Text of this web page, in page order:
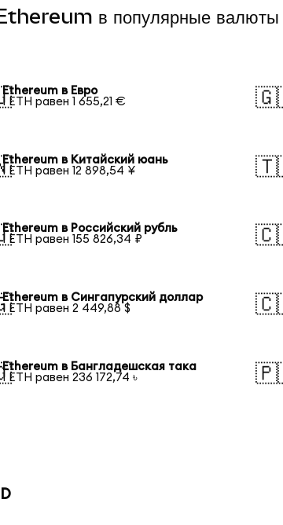
Ethereum в популярные валюты
Ethereum в Евро
1 ETH равен 1 655,21 €
Ethereum в Китайский юань
1 ETH равен 12 898,54 ¥
Ethereum в Российский рубль
1 ETH равен 155 826,34 ₽
Ethereum в Сингапурский доллар
1 ETH равен 2 449,88 $
Ethereum в Бангладешская така
1 ETH равен 236 172,74 ৳